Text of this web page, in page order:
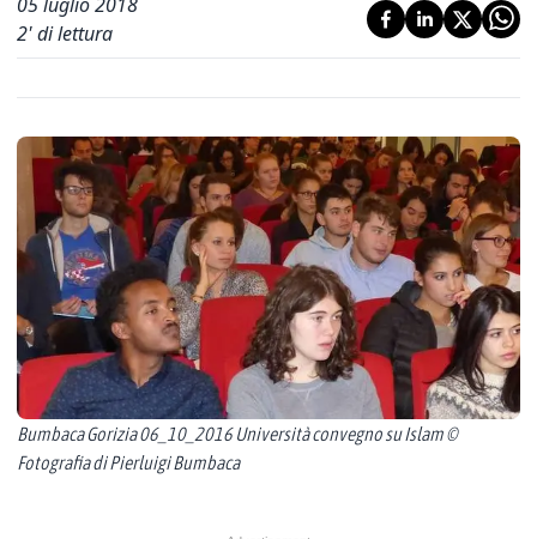
2' di lettura
Bumbaca Gorizia 06_10_2016 Università convegno su Islam ©
Fotografia di Pierluigi Bumbaca